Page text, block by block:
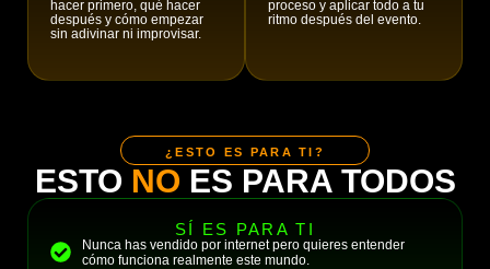
hacer primero, qué hacer
después y cómo empezar
sin adivinar ni improvisar.
proceso y aplicar todo a tu
ritmo después del evento.
¿ESTO ES PARA TI?
ESTO NO ES PARA TODOS
SÍ ES PARA TI
Nunca has vendido por internet pero quieres entender
cómo funciona realmente este mundo.